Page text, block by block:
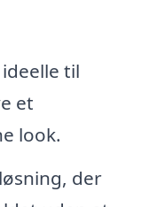
til
et
look.
der